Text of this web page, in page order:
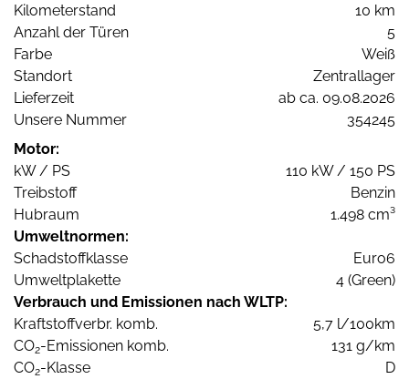
Kilometerstand
10 km
Anzahl der Türen
5
Farbe
Weiß
Standort
Zentrallager
Lieferzeit
ab ca. 09.08.2026
Unsere Nummer
354245
Motor:
kW / PS
110 kW / 150 PS
Treibstoff
Benzin
Hubraum
1.498 cm³
Umweltnormen:
Schadstoffklasse
Euro6
Umweltplakette
4 (Green)
Verbrauch und Emissionen nach WLTP:
Kraftstoffverbr. komb.
5,7 l/100km
CO2-Emissionen komb.
131 g/km
CO2-Klasse D